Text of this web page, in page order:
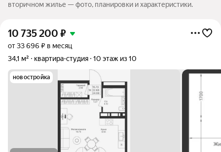
вторичном жилье — фото, планировки и характеристики.
10 735 200 ₽
от 33 696 ₽ в месяц
34,1 м²
квартира-студия 10 этаж из 10
новостройка